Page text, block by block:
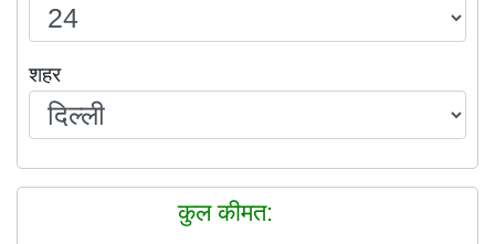
शहर
कुल कीमत: